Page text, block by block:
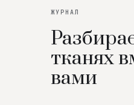
ЖУРНАЛ
тканях
вами